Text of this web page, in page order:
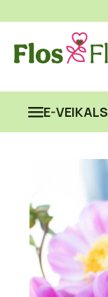
E-VEIKALS
beigām